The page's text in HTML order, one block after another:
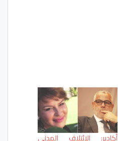
أكادير: الائتلاف المدني